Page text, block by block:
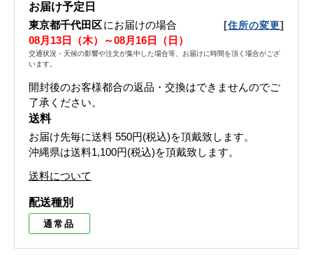
お届け予定日
東京都千代田区にお届けの場合 [住所の変更]
08月13日（木）～08月16日（日）
交通状況・天候の影響や注文が集中した場合等、お届けに時間を頂く場合がござ
います。
開封後のお客様都合の返品・交換はできませんのでご
了承ください。
送料
お届け先毎に送料 550円(税込)を頂戴致します。
沖縄県は送料1,100円(税込)を頂戴致します。
送料について
配送種別
通常品